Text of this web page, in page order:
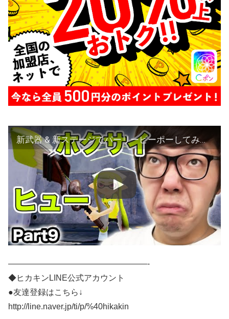
新武器 & 新ステージでパーリーピーポーしてみた！ヒカキンのスプラトゥーン/ Splatoon – Part9 – 実況プレイ
—————————————————-
◆ヒカキンLINE公式アカウント
●友達登録はこちら↓
http://line.naver.jp/ti/p/%40hikakin